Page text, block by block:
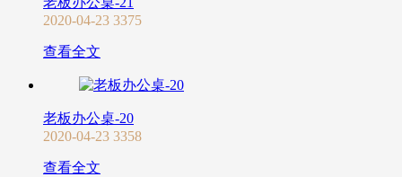
2020-04-23 3375
查看全文
老板办公桌-20
2020-04-23 3358
查看全文